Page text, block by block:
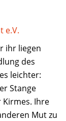
e.V.
ihr liegen
des
leichter:
Stange
Ihre
Mut zu